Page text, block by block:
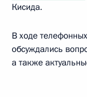
Кисида.
В ходе
обсуждались
а также